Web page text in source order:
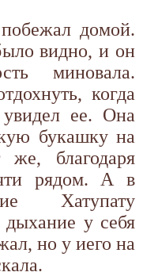
домой.
видно, и он
миновала.
когда
ее. Она
букашку на
благодаря
рядом. А в
Хатупату
дыхание у себя
но у иего на